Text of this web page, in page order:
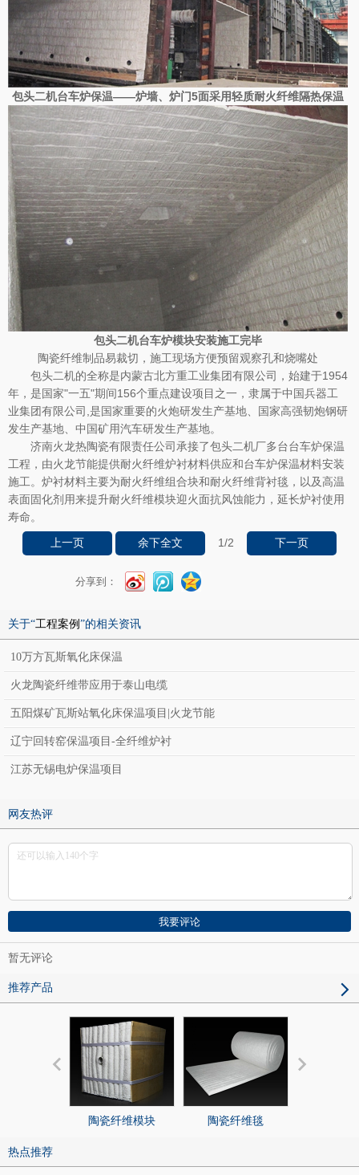
包头二机台车炉保温——炉墙、炉门5面采用轻质耐火纤维隔热保温
包头二机台车炉模块安装施工完毕
陶瓷纤维制品易裁切，施工现场方便预留观察孔和烧嘴处
包头二机的全称是内蒙古北方重工业集团有限公司，始建于1954
年，是国家"一五"期间156个重点建设项目之一，隶属于中国兵器工
业集团有限公司,是国家重要的火炮研发生产基地、国家高强韧炮钢研
发生产基地、中国矿用汽车研发生产基地。
济南火龙热陶瓷有限责任公司承接了包头二机厂多台台车炉保温
工程，由火龙节能提供耐火纤维炉衬材料供应和台车炉保温材料安装
施工。炉衬材料主要为耐火纤维组合块和耐火纤维背衬毯，以及高温
表面固化剂用来提升耐火纤维模块迎火面抗风蚀能力，延长炉衬使用
寿命。
上一页 余下全文 1/2 下一页
分享到：
关于“工程案例 ”的相关资讯
10万方瓦斯氧化床保温
火龙陶瓷纤维带应用于泰山电缆
五阳煤矿瓦斯站氧化床保温项目|火龙节能
辽宁回转窑保温项目-全纤维炉衬
江苏无锡电炉保温项目
网友热评
暂无评论
推荐产品
陶瓷纤维模块 陶瓷纤维毯
热点推荐